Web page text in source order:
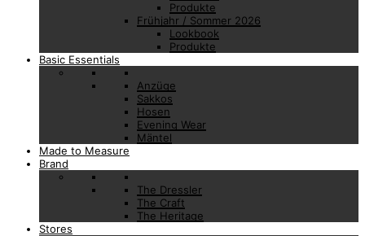
Produkte
Frühjahr / Sommer 2026
Lookbook
Produkte
Basic Essentials
Anzüge
Sakkos
Hosen
Evening Wear
Mäntel
Made to Measure
Brand
The Dressler
The Craft
The Heritage
Stores